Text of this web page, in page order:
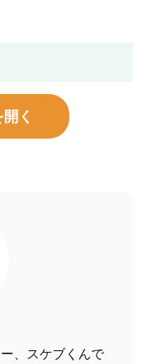
く
、スケブくんで